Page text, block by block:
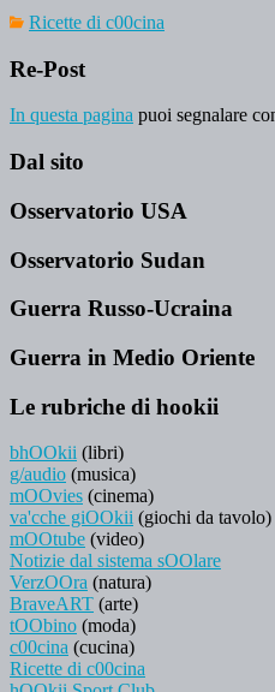
Ricette di c00cina
Re-Post
In questa pagina puoi segnalare
Dal sito
Osservatorio USA
Osservatorio Sudan
Guerra Russo-Ucraina
Guerra in Medio Oriente
Le rubriche di hookii
bhOOkii (libri)
g/audio (musica)
mOOvies (cinema)
va'cche giOOkii (giochi da tavolo)
mOOtube (video)
Notizie dal sistema sOOlare
VerzOOra (natura)
BraveART (arte)
tOObino (moda)
c00cina (cucina)
Ricette di c00cina